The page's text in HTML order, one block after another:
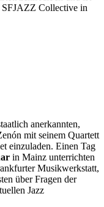
SFJAZZ Collective in
anerkannten,
mit seinem Quartett
einzuladen. Einen Tag
in Mainz unterrichten
Musikwerkstatt,
über Fragen der
Jazz